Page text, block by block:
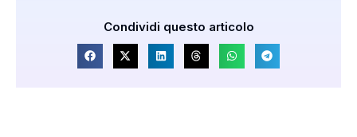
Condividi questo articolo